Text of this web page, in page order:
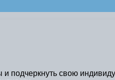
свою